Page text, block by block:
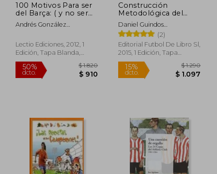
45%
dcto. $ 1.381
45%
dcto.
100 Motivos Para ser
del Barça: ( y no ser
del Madrid)
Andrés González
Castañeda
Lectio Ediciones, 2012, 1
Edición, Tapa Blanda,
Nuevo
Construcción
Metodológica del
Modelo de Juego:
Nadie Sabe Nada: Una
Visión Sistémica
Daniel Guindos
L&Oacute;Pez
(2)
Editorial Futbol De Libro Sl,
2015, 1 Edición, Tapa
Blanda, Nuevo